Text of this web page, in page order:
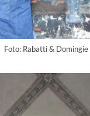
Foto: Rabatti & Domingie